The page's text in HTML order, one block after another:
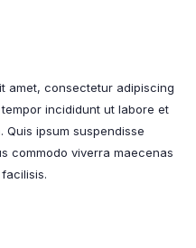
amet, consectetur adipiscing
incididunt ut labore et
Quis ipsum suspendisse
commodo viverra maecenas